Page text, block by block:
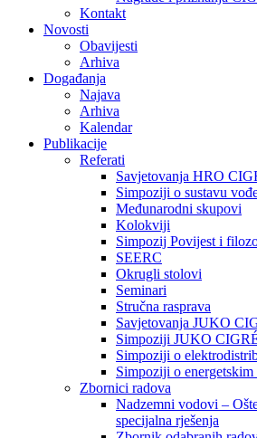
Kontakt
Novosti
Obavijesti
Arhiva
Događanja
Najava
Arhiva
Kalendar
Publikacije
Referati
Savjetovanja HRO
Simpoziji o sustavu
Međunarodni skupovi
Kolokviji​
Simpozij Povijest i
SEERC
Okrugli stolovi
Seminari​
Stručna rasprava​
Savjetovanja JUKO
Simpoziji JUKO
Simpoziji o
Simpoziji o energetskim
Zbornici radova
Nadzemni vodovi –
specijalna rješenja